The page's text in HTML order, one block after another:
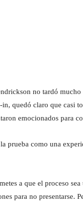
no tardó
quedó claro que casi
emocionados para
prueba como una
a que el proceso
para no presentarse.